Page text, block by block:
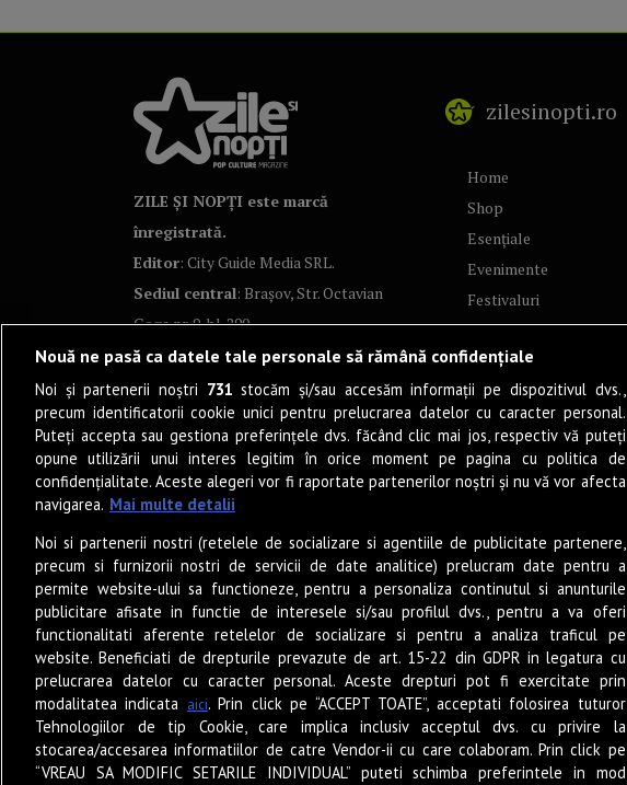
ZILE ȘI NOPȚI este marcă
înregistrată.
Editor: City Guide Media SRL.
Sediul central: Brașov, Str. Octavian
Goga nr. 9, bl. 290
zilesinopti.ro
Home
Shop
Esențiale
Evenimente
Festivaluri
Concerte
Artă & Cultură
Teatru
Film
Program filme
Lifestyle
Muzică
Sunete Live
Eat & Drink
POP-UP Stories
Junior
Newsletter
© 2026 – Zile și Nopți. Toate drepturile rezervate.
Nouă ne pasă ca datele tale personale să rămână confidențiale
Noi și partenerii noștri 731 stocăm și/sau accesăm informații pe dispozitivul dvs.,
precum identificatorii cookie unici pentru prelucrarea datelor cu caracter personal.
Puteți accepta sau gestiona preferințele dvs. făcând clic mai jos, respectiv vă puteți
opune utilizării unui interes legitim în orice moment pe pagina cu politica de
confidențialitate. Aceste alegeri vor fi raportate partenerilor noștri și nu vă vor afecta
navigarea. Mai multe detalii
Noi si partenerii nostri (retelele de socializare si agentiile de publicitate partenere,
precum si furnizorii nostri de servicii de date analitice) prelucram date pentru a
permite website-ului sa functioneze, pentru a personaliza continutul si anunturile
publicitare afisate in functie de interesele si/sau profilul dvs., pentru a va oferi
functionalitati aferente retelelor de socializare si pentru a analiza traficul pe
website. Beneficiati de drepturile prevazute de art. 15-22 din GDPR in legatura cu
prelucrarea datelor cu caracter personal. Aceste drepturi pot fi exercitate prin
modalitatea indicata aici. Prin click pe “ACCEPT TOATE”, acceptati folosirea tuturor
Tehnologiilor de tip Cookie, care implica inclusiv acceptul dvs. cu privire la
stocarea/accesarea informatiilor de catre Vendor-ii cu care colaboram. Prin click pe
“VREAU SA MODIFIC SETARILE INDIVIDUAL” puteti schimba preferintele in mod